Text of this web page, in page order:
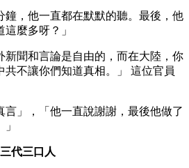
鐘，他一直都在默默的聽。最後，他
麼多呀？」
新聞和言論是自由的，而在大陸，你
共不讓你們知道真相。」 這位官員
言」，「他一直說謝謝，最後他做了
代三口人